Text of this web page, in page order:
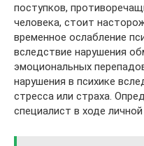
поступков,
человека, стоит
временное ослабление
вследствие нарушения
эмоциональных
нарушения в психике
стресса или страха.
специалист в ходе